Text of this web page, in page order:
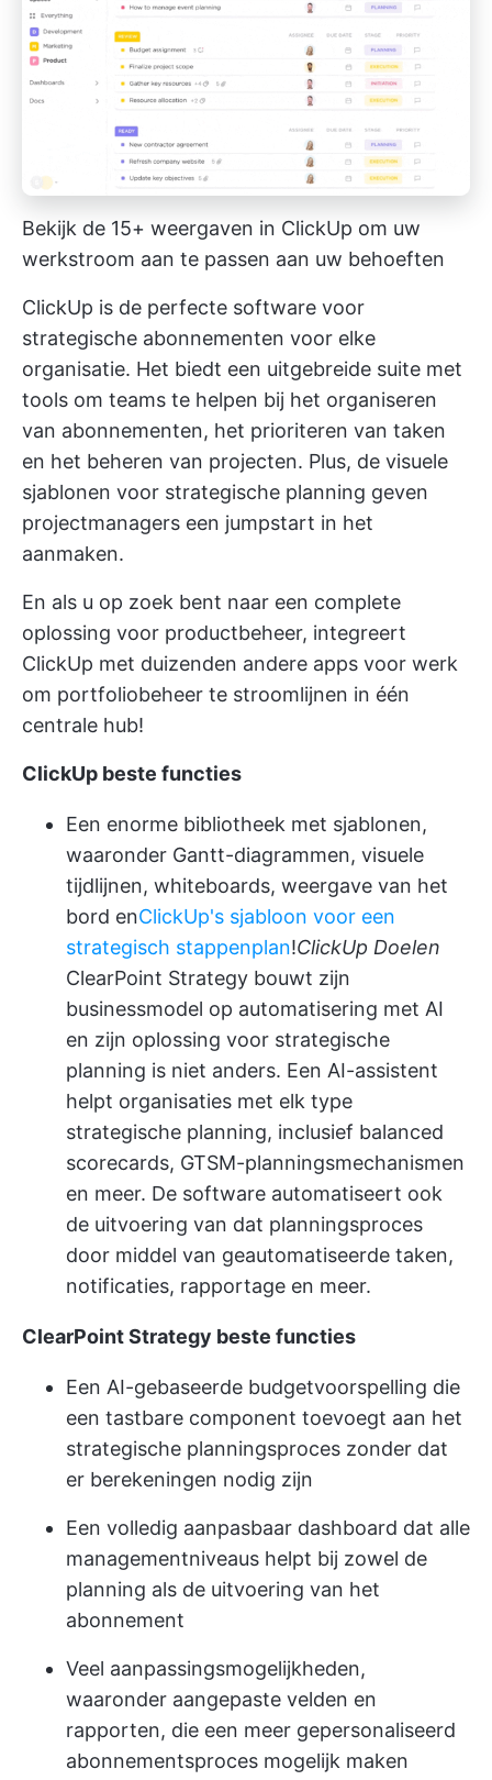
Bekijk de 15+ weergaven in ClickUp om uw
werkstroom aan te passen aan uw behoeften
ClickUp is de perfecte software voor
strategische abonnementen voor elke
organisatie. Het biedt een uitgebreide suite met
tools om teams te helpen bij het organiseren
van abonnementen, het prioriteren van taken
en het beheren van projecten. Plus, de visuele
sjablonen voor strategische planning geven
projectmanagers een jumpstart in het
aanmaken.
En als u op zoek bent naar een complete
oplossing voor productbeheer, integreert
ClickUp met duizenden andere apps voor werk
om portfoliobeheer te stroomlijnen in één
centrale hub!
ClickUp beste functies
Een enorme bibliotheek met sjablonen,
waaronder Gantt-diagrammen, visuele
tijdlijnen, whiteboards, weergave van het
bord enClickUp's sjabloon voor een
strategisch stappenplan!ClickUp Doelen
ClearPoint Strategy bouwt zijn
businessmodel op automatisering met AI
en zijn oplossing voor strategische
planning is niet anders. Een AI-assistent
helpt organisaties met elk type
strategische planning, inclusief balanced
scorecards, GTSM-planningsmechanismen
en meer. De software automatiseert ook
de uitvoering van dat planningsproces
door middel van geautomatiseerde taken,
notificaties, rapportage en meer.
ClearPoint Strategy beste functies
Een AI-gebaseerde budgetvoorspelling die
een tastbare component toevoegt aan het
strategische planningsproces zonder dat
er berekeningen nodig zijn
Een volledig aanpasbaar dashboard dat alle
managementniveaus helpt bij zowel de
planning als de uitvoering van het
abonnement
Veel aanpassingsmogelijkheden,
waaronder aangepaste velden en
rapporten, die een meer gepersonaliseerd
abonnementsproces mogelijk maken